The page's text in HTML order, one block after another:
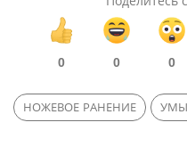
0 0 0
НОЖЕВОЕ РАНЕНИЕ